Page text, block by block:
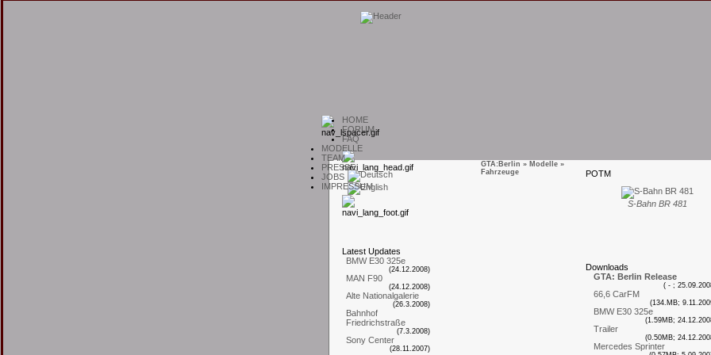
HOME
FORUM
FAQ
MODELLE
TEAM
PRESSE
JOBS
IMPRESSUM
L atest Updates
BMW E30 325e
(24.12.2008)
MAN F90
(24.12.2008)
Alte Nationalgalerie
(26.3.2008)
Bahnhof
Friedrichstraße
(7.3.2008)
Sony Center
(28.11.2007)
POTM
S-Bahn BR 481
Downloads
GTA: Berlin Release
( - ;
66,6 CarFM
(134.MB;
BMW E30 325e
(1.59MB;
Trailer
(0.50MB;
Mercedes Sprinter
GTA:Berlin » Modelle »
Fahrzeuge